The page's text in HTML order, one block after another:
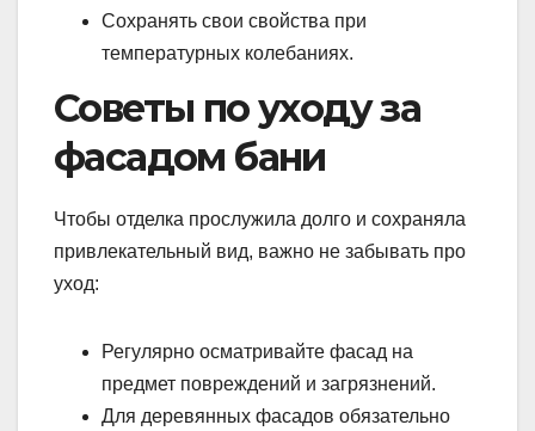
Сохранять свои свойства при
температурных колебаниях.
Советы по уходу за
фасадом бани
Чтобы отделка прослужила долго и сохраняла
привлекательный вид, важно не забывать про
уход:
Регулярно осматривайте фасад на
предмет повреждений и загрязнений.
Для деревянных фасадов обязательно